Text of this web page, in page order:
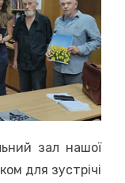
зал нашої
для зустрічі